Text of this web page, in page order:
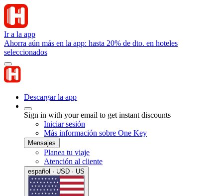
Ir a la app
Ahorra aún más en la app: hasta 20% de dto. en hoteles
seleccionados
Descargar la app
Sign in with your email to get instant discounts
Iniciar sesión
Más información sobre One Key
Mensajes
Planea tu viaje
Atención al cliente
español · USD · US